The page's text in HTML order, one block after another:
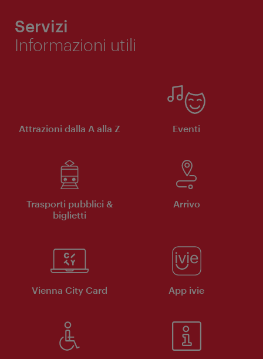
Servizi
Informazioni utili
Attrazioni dalla A alla Z Eventi
Trasporti pubblici &
biglietti
Arrivo
Vienna City Card App ivie